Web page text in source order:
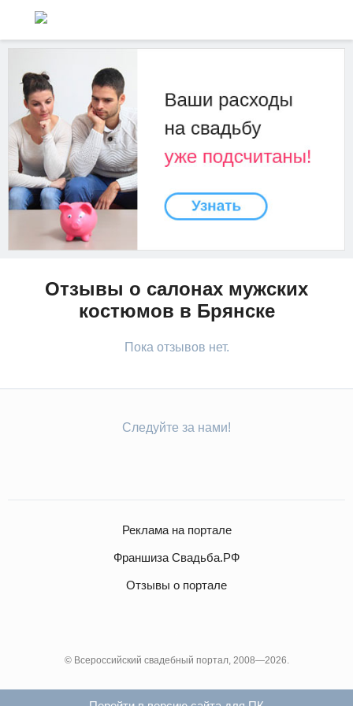
Отзывы о салонах мужских
костюмов в Брянске
Пока отзывов нет.
Следуйте за нами!
Реклама на портале
Франшиза Свадьба.РФ
Отзывы о портале
© Всероссийский свадебный портал, 2008—2026.